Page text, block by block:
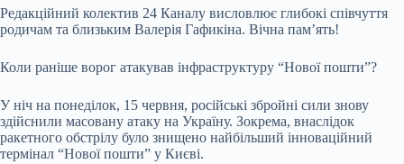
Редакційний колектив 24 Каналу висловлює глибокі співчуття
родичам та близьким Валерія Гафикіна. Вічна пам’ять!
Коли раніше ворог атакував інфраструктуру “Нової пошти”?
У ніч на понеділок, 15 червня, російські збройні сили знову
здійснили масовану атаку на Україну. Зокрема, внаслідок
ракетного обстрілу було знищено найбільший інноваційний
термінал “Нової пошти” у Києві.